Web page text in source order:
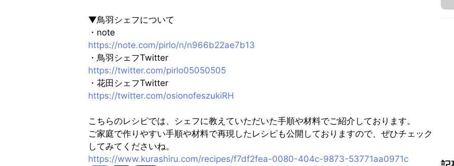
▼鳥羽シェフについて
・note
https://note.com/pirlo/n/n966b22ae7b13
・鳥羽シェフTwitter
https://twitter.com/pirlo05050505
・花田シェフTwitter
https://twitter.com/osionofeszukiRH
こちらのレシピでは、シェフに教えていただいた手順や材料でご紹介しております。
ご家庭で作りやすい手順や材料で再現したレシピも公開しておりますので、ぜひチェック
してみてくださいね。
https://www.kurashiru.com/recipes/f7df2fea-0080-404c-9873-53771aa0971c